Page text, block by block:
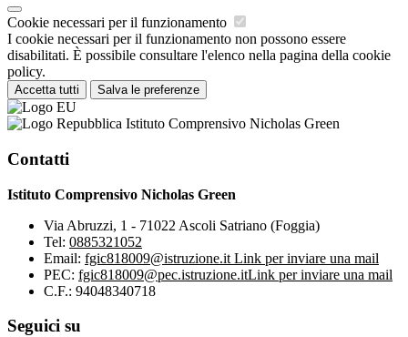
Cookie necessari per il funzionamento
I cookie necessari per il funzionamento non possono essere
disabilitati. È possibile consultare l'elenco nella pagina della cookie
policy.
Accetta tutti Salva le preferenze
Istituto Comprensivo Nicholas Green
Contatti
Istituto Comprensivo Nicholas Green
Via Abruzzi, 1 - 71022 Ascoli Satriano (Foggia)
Tel: 0885321052
Email: fgic818009@istruzione.it Link per inviare una mail
PEC: fgic818009@pec.istruzione.itLink per inviare una mail
C.F.: 94048340718
Seguici su